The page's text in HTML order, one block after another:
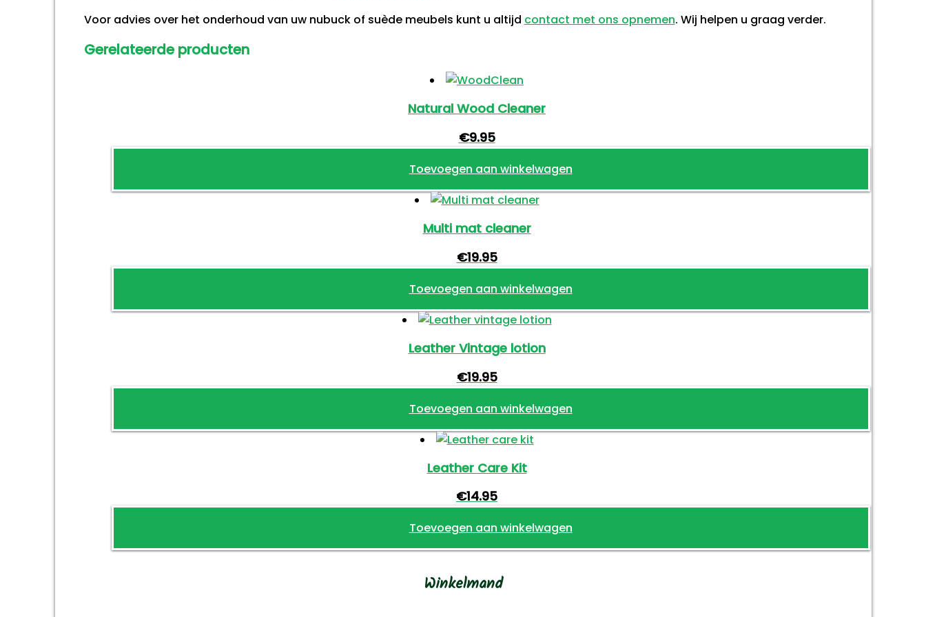
Voor advies over het onderhoud van uw nubuck of suède meubels kunt u altijd contact met ons opnemen. Wij helpen u graag verder.
Gerelateerde producten
Natural Wood Cleaner
€9.95
Toevoegen aan winkelwagen
Multi mat cleaner
€19.95
Toevoegen aan winkelwagen
Leather Vintage lotion
€19.95
Toevoegen aan winkelwagen
Leather Care Kit
€14.95
Toevoegen aan winkelwagen
Winkelmand